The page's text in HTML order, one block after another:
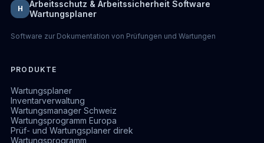
H
Arbeitsschutz & Arbeitssicherheit Software
Wartungsplaner
Software zur Dokumentation von Prüfungen und Wartungen
PRODUKTE
Wartungsplaner
Inventarverwaltung
Wartungsmanager Schweiz
Wartungsprogramm Europa
Prüf- und Wartungsplaner direk
Wartungsprogramm